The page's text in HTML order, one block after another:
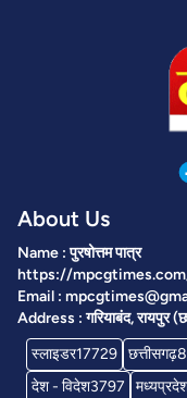
About Us
Name : पुरषोत्तम पात्र
https://
Email :
Address : गरियाबंद, रायपुर
स्लाइडर17729 छत्तीसगढ़
देश - विदेश3797